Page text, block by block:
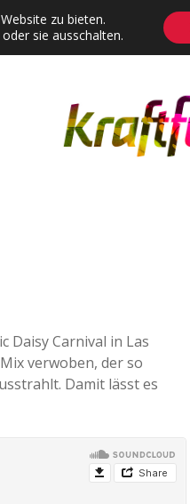
Dropdown-Menü öffnen
Daisy Carnival in Las
verwoben, der so
Damit lässt es
zu bieten.
sie ausschalten.